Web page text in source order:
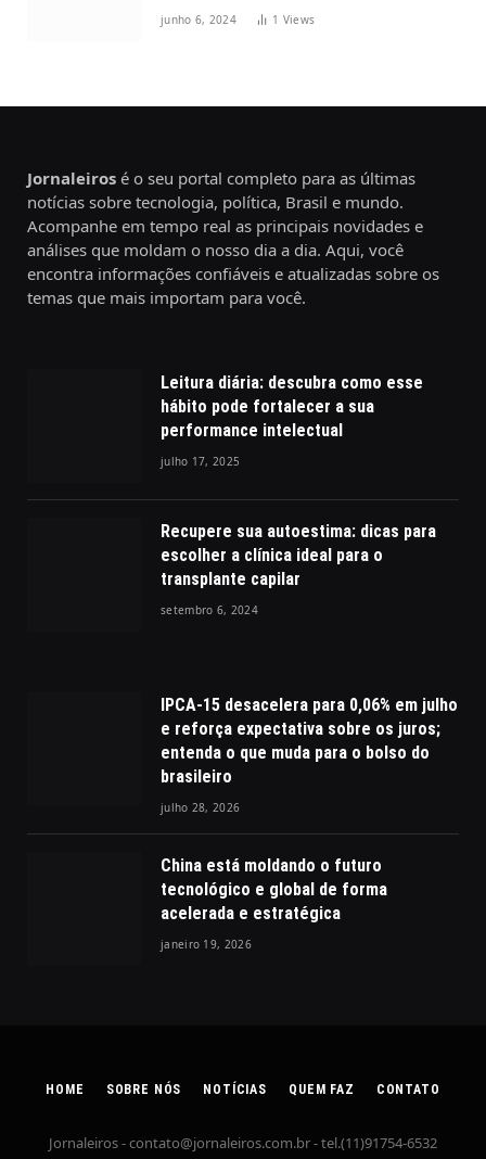
junho 6, 2024 1 Views
Jornaleiros é o seu portal completo para as últimas
notícias sobre tecnologia, política, Brasil e mundo.
Acompanhe em tempo real as principais novidades e
análises que moldam o nosso dia a dia. Aqui, você
encontra informações confiáveis e atualizadas sobre os
temas que mais importam para você.
Leitura diária: descubra como esse
hábito pode fortalecer a sua
performance intelectual
julho 17, 2025
Recupere sua autoestima: dicas para
escolher a clínica ideal para o
transplante capilar
setembro 6, 2024
IPCA-15 desacelera para 0,06% em julho
e reforça expectativa sobre os juros;
entenda o que muda para o bolso do
brasileiro
julho 28, 2026
China está moldando o futuro
tecnológico e global de forma
acelerada e estratégica
janeiro 19, 2026
HOME SOBRE NÓS NOTÍCIAS QUEM FAZ CONTATO
Jornaleiros -contato@jornaleiros.com.br- tel.(11)91754-6532